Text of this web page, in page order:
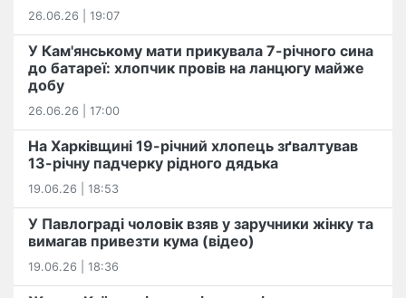
26.06.26 | 19:07
У Кам'янському мати прикувала 7-річного сина
до батареї: хлопчик провів на ланцюгу майже
добу
26.06.26 | 17:00
На Харківщині 19-річний хлопець​ ️зґвалтував
13-річну падчерку рідного дядька
19.06.26 | 18:53
У Павлограді чоловік взяв у заручники жінку та
вимагав привезти кума (відео)
19.06.26 | 18:36